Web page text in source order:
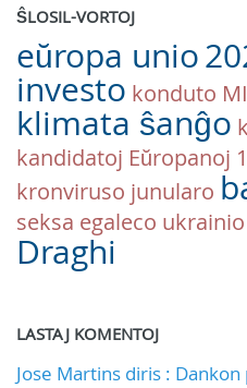
ŜLOSIL-VORTOJ
eŭropa unio
investo konduto
klimata ŝanĝo
kandidatoj Eŭropanoj
kronviruso junularo
seksa egaleco ukrainio
Draghi
LASTAJ KOMENTOJ
Jose Martins diris :